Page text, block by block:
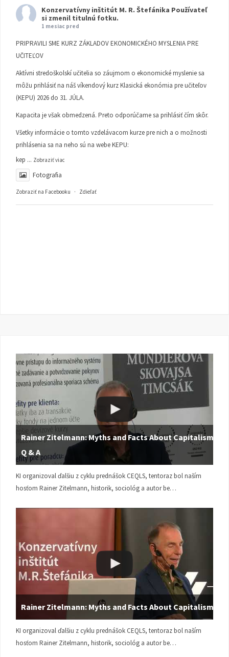
Konzervatívny inštitút M. R. Štefánika Používateľ
si zmenil titulnú fotku.
1 mesiac pred
PRIPRAVILI SME KURZ ZÁKLADOV EKONOMICKÉHO MYSLENIA PRE
UČITEĽOV
Aktívni stredoškolskí učitelia so záujmom o ekonomické myslenie sa
môžu prihlásiť na náš víkendový kurz Klasická ekonómia pre učiteľov
(KEPU) 2026 do 31. JÚLA.
Kapacita je však obmedzená. Preto odporúčame sa prihlásiť čím skôr.
Všetky informácie o tomto vzdelávacom kurze pre nich a o možnosti
prihlásenia sa na neho sú na webe KEPU:
kep ... Zobraziť viac
Fotografia
Zobraziť na Facebooku · Zdieľať
Rainer Zitelmann: Myths and Facts About Capitalism |
Q & A
KI organizoval ďalšiu z cyklu prednášok CEQLS, tentoraz bol naším
hosťom Rainer Zitelmann, historik, sociológ a autor be…
Rainer Zitelmann: Myths and Facts About Capitalism
KI organizoval ďalšiu z cyklu prednášok CEQLS, tentoraz bol naším
hosťom Rainer Zitelmann, historik, sociológ a autor be…